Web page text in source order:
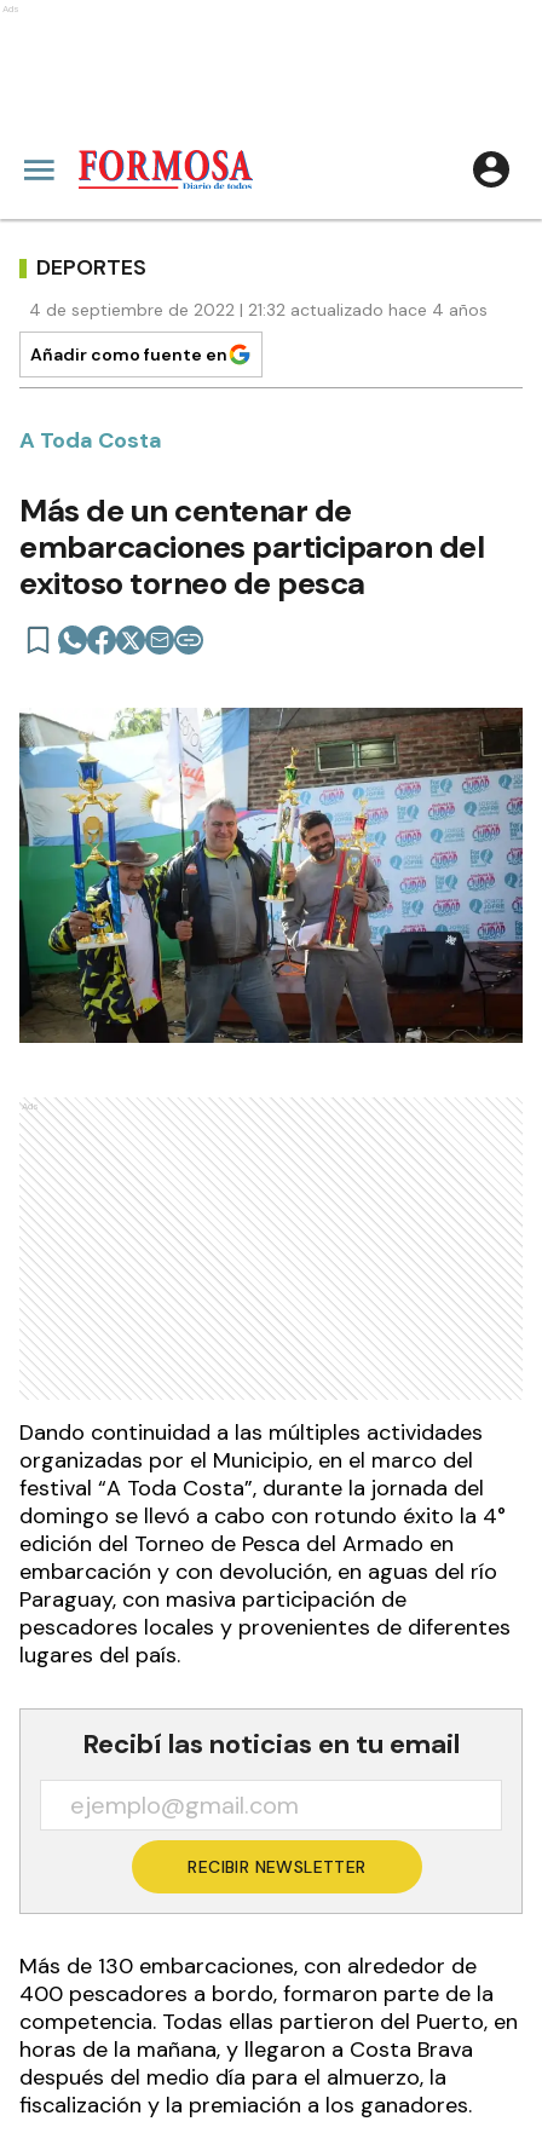
Ads
DEPORTES
4 de septiembre de 2022 | 21:32 actualizado hace 4 años
Añadir como fuente en
A Toda Costa
Más de un centenar de
embarcaciones participaron del
exitoso torneo de pesca
Ads
Dando continuidad a las múltiples actividades
organizadas por el Municipio, en el marco del
festival “A Toda Costa”, durante la jornada del
domingo se llevó a cabo con rotundo éxito la 4°
edición del Torneo de Pesca del Armado en
embarcación y con devolución, en aguas del río
Paraguay, con masiva participación de
pescadores locales y provenientes de diferentes
lugares del país.
Recibí las noticias en tu email
RECIBIR NEWSLETTER
Más de 130 embarcaciones, con alrededor de
400 pescadores a bordo, formaron parte de la
competencia. Todas ellas partieron del Puerto, en
horas de la mañana, y llegaron a Costa Brava
después del medio día para el almuerzo, la
fiscalización y la premiación a los ganadores.